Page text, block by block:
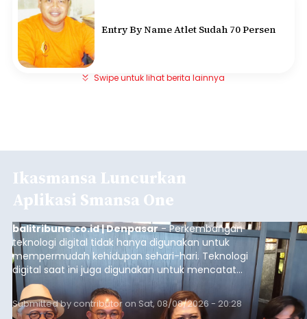
Entry By Name Atlet Sudah 70 Persen
Swipe untuk lihat berita lainnya
Ikasmansa Luncurkan
Aplikasi Smansa One
balitribune.co.id | Denpasar- Perkembangan
teknologi digital tidak hanya digunakan untuk
mempermudah kehidupan sehari-hari. Teknologi
digital saat ini juga digunakan untuk mencatat
dan mengelola data base alumni dari suatu
sekolah, salah satunya adalah alumni SMA 1
Denpasar.
Submitted bycontributoron Sat, 08/08/2026 - 20:28